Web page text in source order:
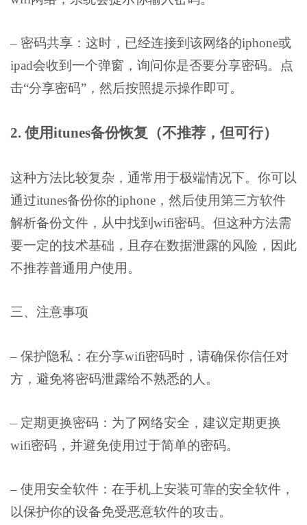
– 密码共享：这时，已经连接到该网络的iphone或
ipad会收到一个弹窗，询问你是否要分享密码。点
击“分享密码”，然后按照提示操作即可。
2. 使用itunes备份恢复（不推荐，但可行）
这种方法比较复杂，通常用于极端情况下。你可以
通过itunes备份你的iphone，然后使用第三方软件
解析备份文件，从中找到wifi密码。但这种方法需
要一定的技术基础，且存在数据泄露的风险，因此
不推荐普通用户使用。
三、注意事项
– 保护隐私：在分享wifi密码时，请确保你信任对
方，避免将密码泄露给不熟悉的人。
– 定期更换密码：为了网络安全，建议定期更换
wifi密码，并避免使用过于简单的密码。
– 使用安全软件：在手机上安装可靠的安全软件，
以保护你的设备免受恶意软件的攻击。